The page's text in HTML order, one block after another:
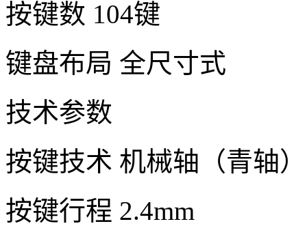
按键数 104键
键盘布局 全尺寸式
技术参数
按键技术 机械轴（青轴）
按键行程 2.4mm